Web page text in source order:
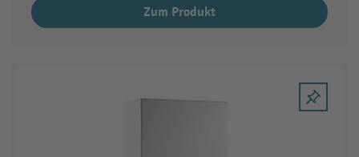
Zum Produkt